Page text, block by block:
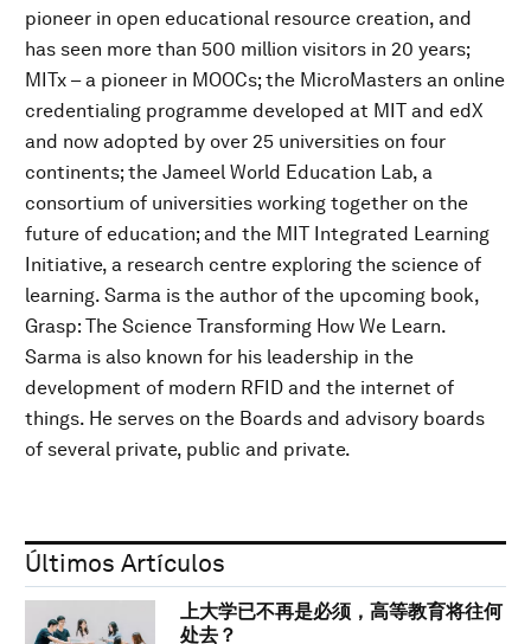
pioneer in open educational resource creation, and
has seen more than 500 million visitors in 20 years;
MITx – a pioneer in MOOCs; the MicroMasters an online
credentialing programme developed at MIT and edX
and now adopted by over 25 universities on four
continents; the Jameel World Education Lab, a
consortium of universities working together on the
future of education; and the MIT Integrated Learning
Initiative, a research centre exploring the science of
learning. Sarma is the author of the upcoming book,
Grasp: The Science Transforming How We Learn.
Sarma is also known for his leadership in the
development of modern RFID and the internet of
things. He serves on the Boards and advisory boards
of several private, public and private.
Últimos Artículos
上大学已不再是必须，高等教育将往何
处去？